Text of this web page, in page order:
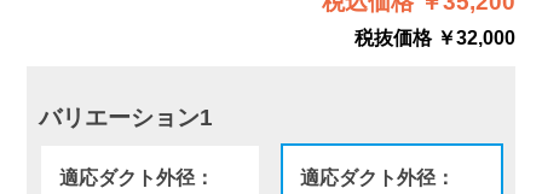
税抜価格 ￥32,000
バリエーション1
適応ダクト外径：
適応ダクト外径：